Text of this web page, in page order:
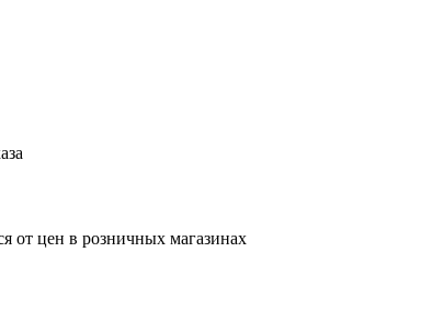
от цен в розничных магазинах